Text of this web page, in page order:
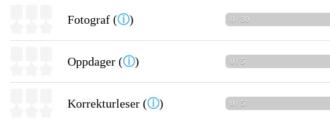
Fotograf (ⓘ) 0 / 30
Oppdager (ⓘ) 0 / 5
Korrekturleser (ⓘ) 0 / 5